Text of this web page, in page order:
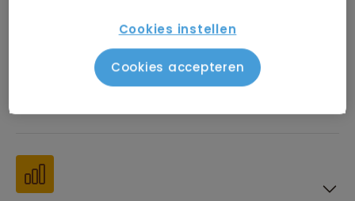
Cookies instellen
Cookies accepteren